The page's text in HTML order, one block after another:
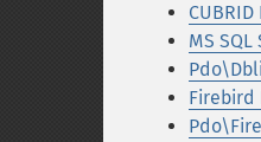
MS
Firebird